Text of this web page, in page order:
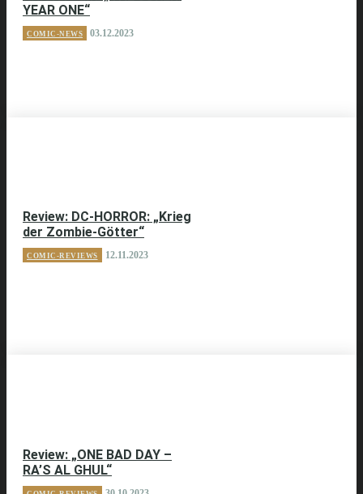
YEAR ONE“
COMIC-NEWS 03.12.2023
Review: DC-HORROR: „Krieg
der Zombie-Götter“
COMIC-REVIEWS 12.11.2023
Review: „ONE BAD DAY –
RA’S AL GHUL“